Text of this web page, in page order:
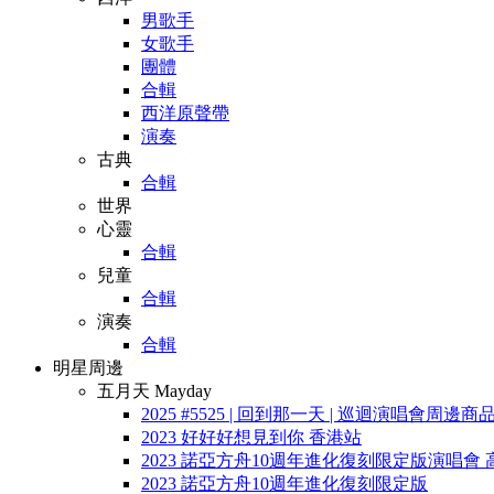
男歌手
女歌手
團體
合輯
西洋原聲帶
演奏
古典
合輯
世界
心靈
合輯
兒童
合輯
演奏
合輯
明星周邊
五月天 Mayday
2025 #5525 | 回到那一天 | 巡迴演唱會周邊商品
2023 好好好想見到你 香港站
2023 諾亞方舟10週年進化復刻限定版演唱會
2023 諾亞方舟10週年進化復刻限定版